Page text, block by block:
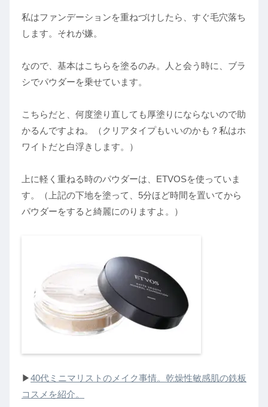
私はファンデーションを重ねづけしたら、すぐ毛穴落ち
します。それが嫌。
なので、基本はこちらを塗るのみ。人と会う時に、ブラ
シでパウダーを乗せています。
こちらだと、何度塗り直しても厚塗りにならないので助
かるんですよね。（クリアタイプもいいのかも？私はホ
ワイトだと白浮きします。）
上に軽く重ねる時のパウダーは、ETVOSを使っていま
す。（上記の下地を塗って、5分ほど時間を置いてから
パウダーをすると綺麗にのりますよ。）
▶︎40代ミニマリストのメイク事情。乾燥性敏感肌の鉄板
コスメを紹介。